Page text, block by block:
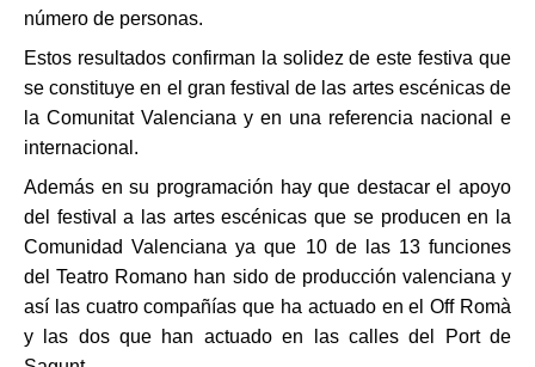
número de personas.
Estos resultados confirman la solidez de este festiva que
se constituye en el gran festival de las artes escénicas de
la Comunitat Valenciana y en una referencia nacional e
internacional.
Además en su programación hay que destacar el apoyo
del festival a las artes escénicas que se producen en la
Comunidad Valenciana ya que 10 de las 13 funciones
del Teatro Romano han sido de producción valenciana y
así las cuatro compañías que ha actuado en el Off Romà
y las dos que han actuado en las calles del Port de